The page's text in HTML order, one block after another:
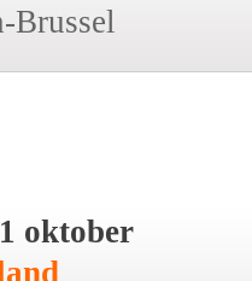
Brussel
oktober